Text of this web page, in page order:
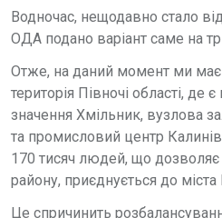
Водночас, нещодавно стало
ОДА подано варіант саме на
Отже, на даний момент ми
територія Півночі області, де
значення Хмільник, вузлова
та промисловий центр
170 тисяч людей, що
району, приєднується до міста
Це спричинить